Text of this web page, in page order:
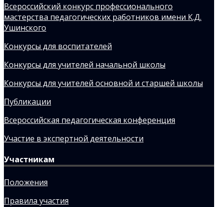
Всероссийский конкурс профессионального
мастерства педагогических работников имени К.Д.
Ушинского
Конкурсы для воспитателей
Конкурсы для учителей начальной школы
Конкурсы для учителей основной и старшей школы
Публикации
Всероссийская педагогическая конференция
Участие в экспертной деятельности
Участникам
Положения
Правила участия